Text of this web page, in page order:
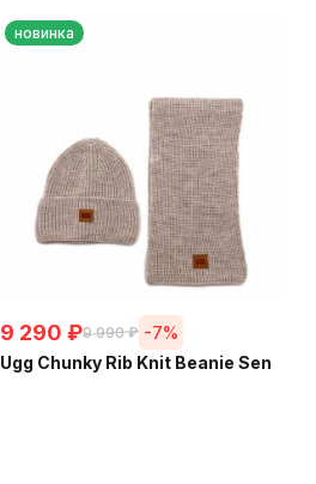
новинка
9 290 ₽9 990 ₽ -7%
Ugg Chunky Rib Knit Beanie Sen